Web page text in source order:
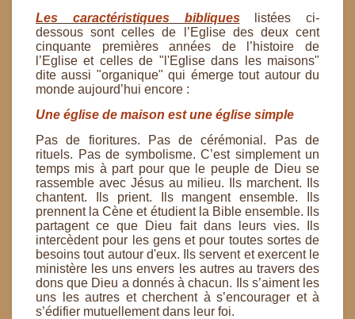
Les caractéristiques bibliqueslistées ci-
dessous sont celles de l’Eglise des deux cent
cinquante premières années de l’histoire de
l’Eglise et celles de "l'Eglise dans les maisons"
dite aussi "organique"qui émerge tout autour du
monde aujourd’hui encore :
Une église de maison est une église simple
Pas de fioritures. Pas de cérémonial. Pas de
rituels. Pas de symbolisme. C’est simplement un
temps mis à part pour que le peuple de Dieu se
rassemble avec Jésus au milieu. Ils marchent. Ils
chantent. Ils prient.
Ils mangent ensemble. Ils
prennent la Cène et étudient la Bible ensemble. Ils
partagent ce que Dieu fait dans leurs vies. Ils
intercèdent pour les gens et pour toutes sortes de
besoins tout autour d'eux. Ils servent et exercent le
ministère les uns envers les autres au travers des
dons que Dieu a donnés à chacun. Ils s’aiment les
uns les autres et cherchent à s’encourager et à
s’édifier mutuellement dans leur foi.